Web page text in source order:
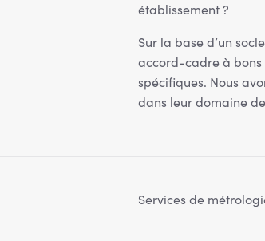
établissement ?
Sur la base d’un
accord-cadre à bons
spécifiques. Nous
dans leur domaine
Services de